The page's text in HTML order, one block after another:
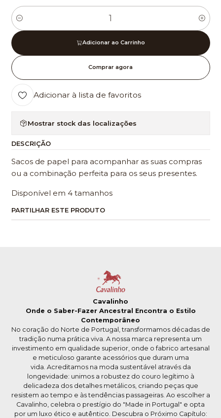
Quantidade
Adicionar ao Carrinho
Comprar agora
Adicionar à lista de favoritos
Mostrar stock das localizações
DESCRIÇÃO
Sacos de papel para acompanhar as suas compras
ou a combinação perfeita para os seus presentes.
Disponível em 4 tamanhos
PARTILHAR ESTE PRODUTO
Cavalinho
Onde o Saber-Fazer Ancestral Encontra o Estilo
Contemporâneo
No coração do Norte de Portugal, transformamos décadas de
tradição numa prática viva. A nossa marca representa um
investimento em qualidade superior, onde o fabrico artesanal
e meticuloso garante acessórios que duram uma
vida. Acreditamos na moda sustentável através da
longevidade: unimos a robustez do couro legítimo à
delicadeza dos detalhes metálicos, criando peças que
resistem ao tempo e às tendências passageiras. Ao escolher a
Cavalinho, celebra o prestígio do "Made in Portugal" e opta
por um luxo ético e autêntico. Descubra o Próximo Capítulo: